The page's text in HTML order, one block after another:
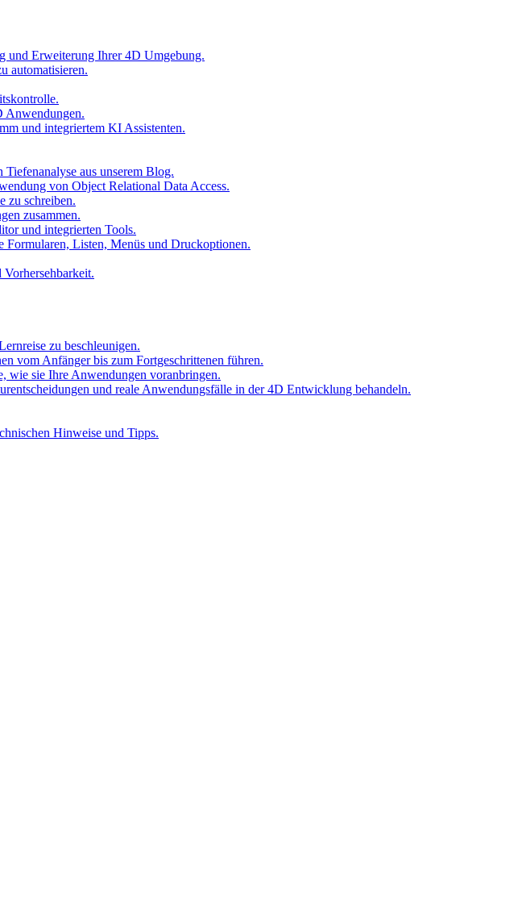
und Erweiterung Ihrer 4D Umgebung.
automatisieren.
Anwendungen.
und integriertem KI Assistenten.
aus unserem Blog.
von Object Relational Data Access.
zu schreiben.
zusammen.
und integrierten Tools.
Formularen, Listen, Menüs und Druckoptionen.
zu beschleunigen.
vom Anfänger bis zum Fortgeschrittenen führen.
wie sie Ihre Anwendungen voranbringen.
und reale Anwendungsfälle in der 4D Entwicklung behandeln.
Hinweise und Tipps.